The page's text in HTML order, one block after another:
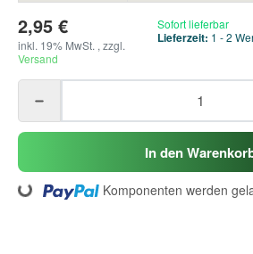
2,95 €
inkl. 19% MwSt. , zzgl.
Versand
Sofort lieferbar
Lieferzeit: 1 - 2
In den
Komponenten werden